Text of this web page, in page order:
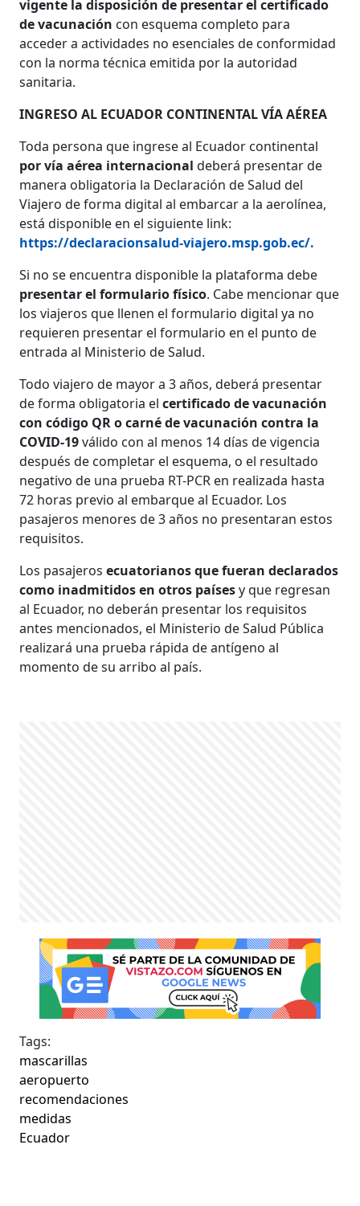
vigente la disposición de presentar el certificado
de vacunación con esquema completo para
acceder a actividades no esenciales de conformidad
con la norma técnica emitida por la autoridad
sanitaria.
INGRESO AL ECUADOR CONTINENTAL VÍA AÉREA
Toda persona que ingrese al Ecuador continental
por vía aérea internacionaldeberá presentar de
manera obligatoria la Declaración de Salud del
Viajero de forma digital al embarcar a la aerolínea,
está disponible en el siguiente link:
https://declaracionsalud-viajero.msp.gob.ec/.
Si no se encuentra disponible la plataforma debe
presentar el formulario físico. Cabe mencionar que
los viajeros que llenen el formulario digital ya no
requieren presentar el formulario en el punto de
entrada al Ministerio de Salud.
Todo viajero de mayor a 3 años, deberá presentar
de forma obligatoria elcertificado de vacunación
con código QR o carné de vacunación contra la
COVID-19válido con al menos 14 días de vigencia
después de completar el esquema, o el resultado
negativo de una prueba RT-PCR en realizada hasta
72 horas previo al embarque al Ecuador. Los
pasajeros menores de 3 años no presentaran estos
requisitos.
Los pasajerosecuatorianos que fueran declarados
como inadmitidos en otros paísesy que regresan
al Ecuador, no deberán presentar los requisitos
antes mencionados, el Ministerio de Salud Pública
realizará una prueba rápida de antígeno al
momento de su arribo al país.
Tags:
mascarillas
aeropuerto
recomendaciones
medidas
Ecuador